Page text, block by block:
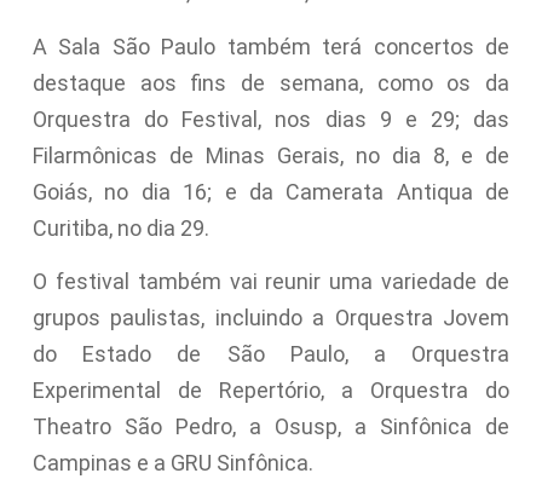
A Sala São Paulo também terá concertos de
destaque aos fins de semana, como os da
Orquestra do Festival, nos dias 9 e 29; das
Filarmônicas de Minas Gerais, no dia 8, e de
Goiás, no dia 16; e da Camerata Antiqua de
Curitiba, no dia 29.
O festival também vai reunir uma variedade de
grupos paulistas, incluindo a Orquestra Jovem
do Estado de São Paulo, a Orquestra
Experimental de Repertório, a Orquestra do
Theatro São Pedro, a Osusp, a Sinfônica de
Campinas e a GRU Sinfônica.